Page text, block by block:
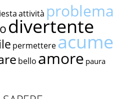
attività problema
divertente
permettereacume
bello amore paura